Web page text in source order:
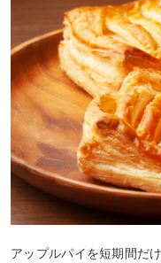
アップルパイを短期間だ